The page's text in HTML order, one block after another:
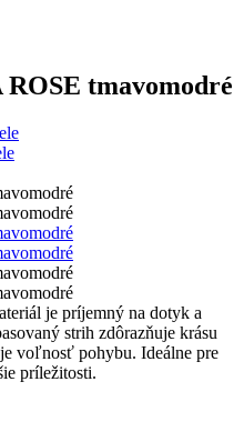
tmavomodré
je príjemný na dotyk a
strih zdôrazňuje krásu
voľnosť pohybu. Ideálne pre
príležitosti.